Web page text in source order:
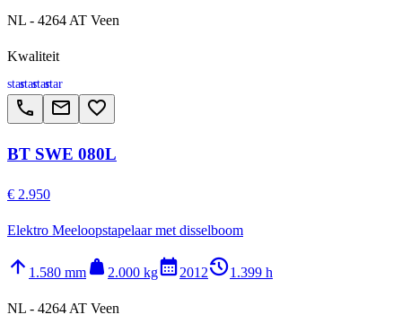
NL - 4264 AT Veen
Kwaliteit
starstarstarstar
call email favorite_border
BT SWE 080L
€ 2.950
Elektro Meeloopstapelaar met disselboom
arrow_upward 1.580 mm weight 2.000 kgcalendar_month2012history_21.399 h
NL - 4264 AT Veen